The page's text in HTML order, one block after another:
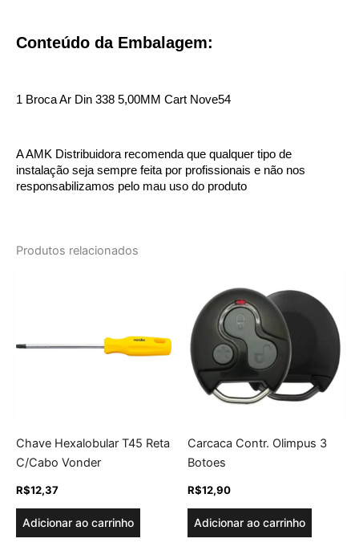
Conteúdo da Embalagem:
1 Broca Ar Din 338 5,00MM Cart Nove54
A AMK Distribuidora recomenda que qualquer tipo de
instalação seja sempre feita por profissionais e não nos
responsabilizamos pelo mau uso do produto
Produtos relacionados
Chave Hexalobular T45 Reta
C/Cabo Vonder
R$12,37
Adicionar ao carrinho
Carcaca Contr. Olimpus 3
Botoes
R$12,90
Adicionar ao carrinho